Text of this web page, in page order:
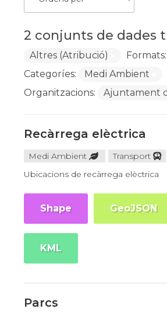
2 conjunts de dades
Altres (Atribució) Formats:
Categoríes:
Medi Ambient
Organitzacions:
Ajuntament
Recàrrega elèctrica
Medi Ambient
Transport
Ubicacions de recàrrega elèctrica
Shape GeoJSON
KML
Parcs